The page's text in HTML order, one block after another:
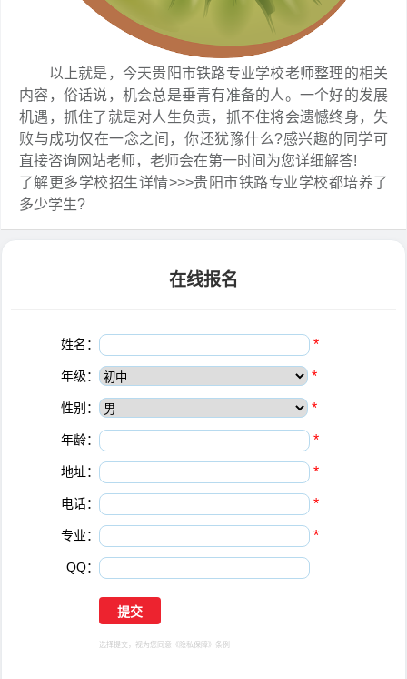
以上就是，今天贵阳市铁路专业学校老师整理的相关
内容，俗话说，机会总是垂青有准备的人。一个好的发展
机遇，抓住了就是对人生负责，抓不住将会遗憾终身，失
败与成功仅在一念之间，你还犹豫什么?感兴趣的同学可
直接咨询网站老师，老师会在第一时间为您详细解答!
了解更多学校招生详情>>>贵阳市铁路专业学校都培养了
多少学生?
在线报名
姓名： *
年级： *
性别： *
年龄： *
地址： *
电话： *
专业： *
QQ：
选择提交，视为您同意 《隐私保障》 条例